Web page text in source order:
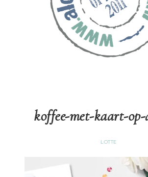
koffee-met-kaart-
LOTTE